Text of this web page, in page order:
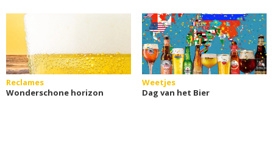
Reclames
Wonderschone horizon
Weetjes
Dag van het Bier